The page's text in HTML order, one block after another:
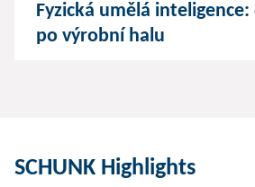
Fyzická umělá
po výrobní halu
SCHUNK Highlights